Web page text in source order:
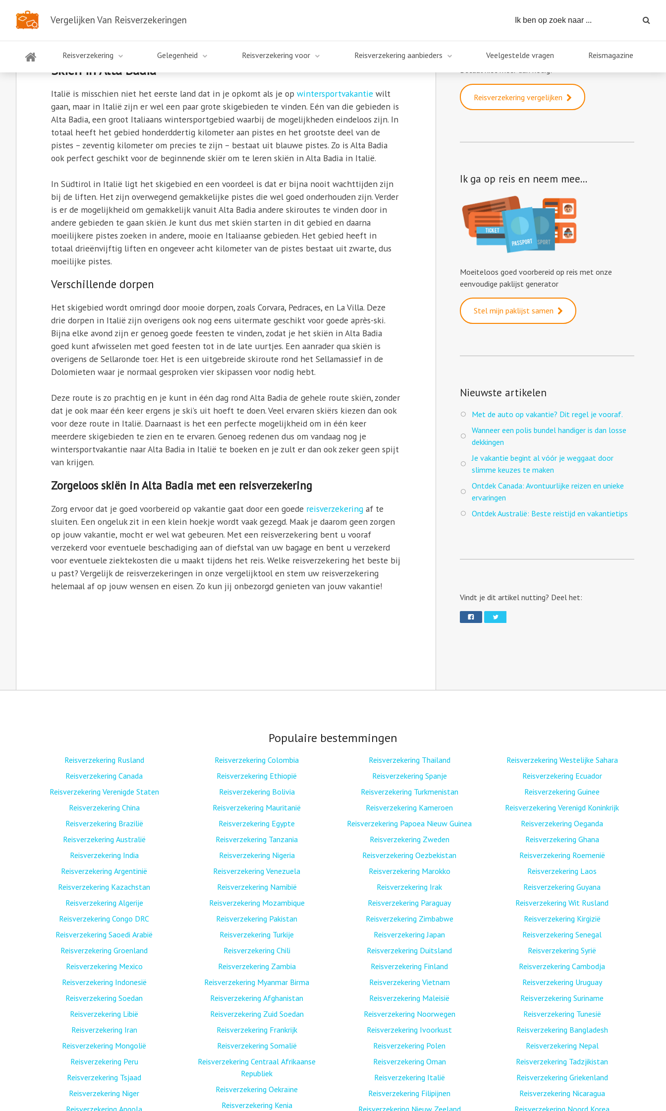
Vergelijken Van Reisverzekeringen
Reisverzekering Gelegenheid Reisverzekering voor Reisverzekering aanbieders Veelgestelde vragen Reismagazine
Skiën in Alta Badia
Skiën in Alta Badia
Italië is misschien niet het eerste land dat in je opkomt als je opwintersportvakantie wilt
gaan, maar in Italië zijn er wel een paar grote skigebieden te vinden. Eén van die gebieden is
Alta Badia, een groot Italiaans wintersportgebied waarbij de mogelijkheden eindeloos zijn. In
totaal heeft het gebied honderddertig kilometer aan pistes en het grootste deel van de
pistes – zeventig kilometer om precies te zijn – bestaat uit blauwe pistes. Zo is Alta Badia
ook perfect geschikt voor de beginnende skiër om te leren skiën in Alta Badia in Italië.
In Südtirol in Italië ligt het skigebied en een voordeel is dat er bijna nooit wachttijden zijn
bij de liften. Het zijn overwegend gemakkelijke pistes die wel goed onderhouden zijn. Verder
is er de mogelijkheid om gemakkelijk vanuit Alta Badia andere skiroutes te vinden door in
andere gebieden te gaan skiën. Je kunt dus met skiën starten in dit gebied en daarna
moeilijkere pistes zoeken in andere, mooie en Italiaanse gebieden. Het gebied heeft in
totaal drieënvijftig liften en ongeveer acht kilometer van de pistes bestaat uit zwarte, dus
moeilijke pistes.
Verschillende dorpen
Het skigebied wordt omringd door mooie dorpen, zoals Corvara, Pedraces, en La Villa. Deze
drie dorpen in Italië zijn overigens ook nog eens uitermate geschikt voor goede après-ski.
Bijna elke avond zijn er genoeg goede feesten te vinden, zodat je het skiën in Alta Badia
goed kunt afwisselen met goed feesten tot in de late uurtjes. Een aanrader qua skiën is
overigens de Sellaronde toer. Het is een uitgebreide skiroute rond het Sellamassief in de
Dolomieten waar je normaal gesproken vier skipassen voor nodig hebt.
Deze route is zo prachtig en je kunt in één dag rond Alta Badia de gehele route skiën, zonder
dat je ook maar één keer ergens je ski’s uit hoeft te doen. Veel ervaren skiërs kiezen dan ook
voor deze route in Italië. Daarnaast is het een perfecte mogelijkheid om in één keer
meerdere skigebieden te zien en te ervaren. Genoeg redenen dus om vandaag nog je
wintersportvakantie naar Alta Badia in Italië te boeken en je zult er dan ook zeker geen spijt
van krijgen.
Zorgeloos skiën in Alta Badia met een reisverzekering
Zorg ervoor dat je goed voorbereid op vakantie gaat door een goede reisverzekering af te
sluiten. Een ongeluk zit in een klein hoekje wordt vaak gezegd. Maak je daarom geen zorgen
op jouw vakantie, mocht er wel wat gebeuren. Met een reisverzekering bent u vooraf
verzekerd voor eventuele beschadiging aan of diefstal van uw bagage en bent u verzekerd
voor eventuele ziektekosten die u maakt tijdens het reis. Welke reisverzekering het beste bij
u past? Vergelijk de reisverzekeringen in onze vergelijktool en stem uw reisverzekering
helemaal af op jouw wensen en eisen. Zo kun jij onbezorgd genieten van jouw vakantie!
Direct een goedkope reisverzekering?
Reisverzekering vergelijken
Ik ga op reis en neem mee…
Moeiteloos goed voorbereid op reis met onze
eenvoudige paklijst generator
Stel mijn paklijst samen
Nieuwste artikelen
Met de auto op vakantie? Dit regel je vooraf.
Wanneer een polis bundel handiger is dan losse
dekkingen
Je vakantie begint al vóór je weggaat door
slimme keuzes te maken
Ontdek Canada: Avontuurlijke reizen en unieke
ervaringen
Ontdek Australië: Beste reistijd en vakantietips
Vindt je dit artikel nutting? Deel het:
Populaire bestemmingen
Reisverzekering Rusland
Reisverzekering Canada
Reisverzekering Verenigde Staten
Reisverzekering China
Reisverzekering Brazilië
Reisverzekering Australië
Reisverzekering India
Reisverzekering Argentinië
Reisverzekering Kazachstan
Reisverzekering Algerije
Reisverzekering Congo DRC
Reisverzekering Saoedi Arabië
Reisverzekering Groenland
Reisverzekering Mexico
Reisverzekering Indonesië
Reisverzekering Soedan
Reisverzekering Libië
Reisverzekering Iran
Reisverzekering Mongolië
Reisverzekering Peru
Reisverzekering Tsjaad
Reisverzekering Niger
Reisverzekering Angola
Reisverzekering Colombia
Reisverzekering Ethiopië
Reisverzekering Bolivia
Reisverzekering Mauritanië
Reisverzekering Egypte
Reisverzekering Tanzania
Reisverzekering Nigeria
Reisverzekering Venezuela
Reisverzekering Namibië
Reisverzekering Mozambique
Reisverzekering Pakistan
Reisverzekering Turkije
Reisverzekering Chili
Reisverzekering Zambia
Reisverzekering Myanmar Birma
Reisverzekering Afghanistan
Reisverzekering Zuid Soedan
Reisverzekering Frankrijk
Reisverzekering Somalië
Reisverzekering Centraal Afrikaanse
Republiek
Reisverzekering Oekraïne
Reisverzekering Kenia
Reisverzekering Thailand
Reisverzekering Spanje
Reisverzekering Turkmenistan
Reisverzekering Kameroen
Reisverzekering Papoea Nieuw Guinea
Reisverzekering Zweden
Reisverzekering Oezbekistan
Reisverzekering Marokko
Reisverzekering Irak
Reisverzekering Paraguay
Reisverzekering Zimbabwe
Reisverzekering Japan
Reisverzekering Duitsland
Reisverzekering Finland
Reisverzekering Vietnam
Reisverzekering Maleisië
Reisverzekering Noorwegen
Reisverzekering Ivoorkust
Reisverzekering Polen
Reisverzekering Oman
Reisverzekering Italië
Reisverzekering Filipijnen
Reisverzekering Nieuw Zeeland
Reisverzekering Westelijke Sahara
Reisverzekering Ecuador
Reisverzekering Guinee
Reisverzekering Verenigd Koninkrijk
Reisverzekering Oeganda
Reisverzekering Ghana
Reisverzekering Roemenië
Reisverzekering Laos
Reisverzekering Guyana
Reisverzekering Wit Rusland
Reisverzekering Kirgizië
Reisverzekering Senegal
Reisverzekering Syrië
Reisverzekering Cambodja
Reisverzekering Uruguay
Reisverzekering Suriname
Reisverzekering Tunesië
Reisverzekering Bangladesh
Reisverzekering Nepal
Reisverzekering Tadzjikistan
Reisverzekering Griekenland
Reisverzekering Nicaragua
Reisverzekering Noord Korea